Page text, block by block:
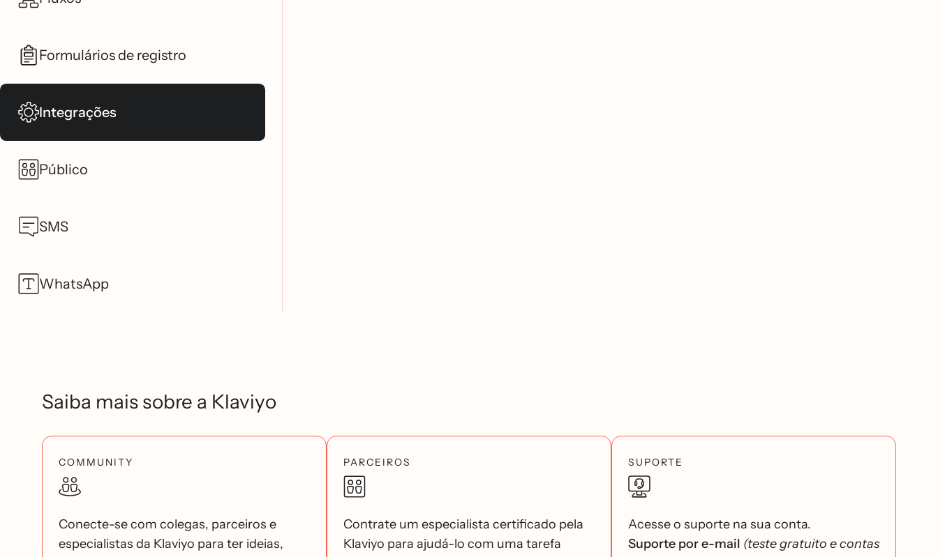
Formulários de registro
Integrações
Público
SMS
WhatsApp
Saiba mais sobre a Klaviyo
COMMUNITY
Conecte-se com colegas, parceiros e
especialistas da Klaviyo para ter ideias,
PARCEIROS
Contrate um especialista certificado pela
Klaviyo para ajudá-lo com uma tarefa
SUPORTE
Acesse o suporte na sua conta.
Suporte por e-mail (teste gratuito e contas